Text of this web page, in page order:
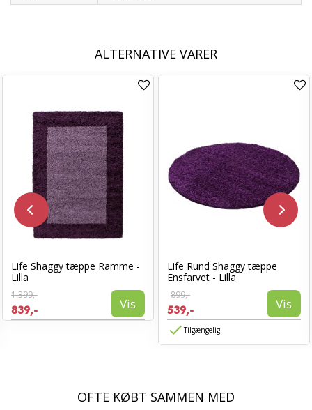
ALTERNATIVE VARER
Life Shaggy tæppe Ramme -
Lilla
1.399,-
839,- Vis
Life Rund Shaggy tæppe
Ensfarvet - Lilla
899,-
539,- Vis
Tilgængelig
OFTE KØBT SAMMEN MED